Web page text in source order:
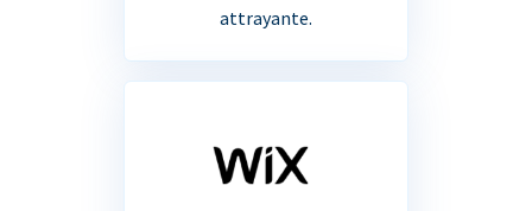
attrayante.